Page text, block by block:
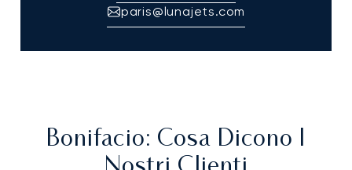
paris@lunajets.com
Bonifacio: Cosa Dicono I